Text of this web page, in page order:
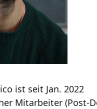
ist seit Jan. 2022
Mitarbeiter (Post-